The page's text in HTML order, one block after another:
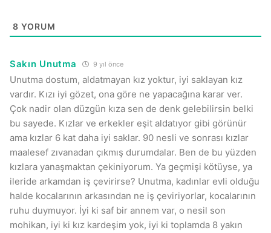
8 YORUM
Sakın Unutma 9 yıl önce
Unutma dostum, aldatmayan kız yoktur, iyi saklayan kız
vardır. Kızı iyi gözet, ona göre ne yapacağına karar ver.
Çok nadir olan düzgün kıza sen de denk gelebilirsin belki
bu sayede. Kızlar ve erkekler eşit aldatıyor gibi görünür
ama kızlar 6 kat daha iyi saklar. 90 nesli ve sonrası kızlar
maalesef zıvanadan çıkmış durumdalar. Ben de bu yüzden
kızlara yanaşmaktan çekiniyorum. Ya geçmişi kötüyse, ya
ileride arkamdan iş çevirirse? Unutma, kadınlar evli olduğu
halde kocalarının arkasından ne iş çeviriyorlar, kocalarının
ruhu duymuyor. İyi ki saf bir annem var, o nesil son
mohikan, iyi ki kız kardeşim yok, iyi ki toplamda 8 yakın